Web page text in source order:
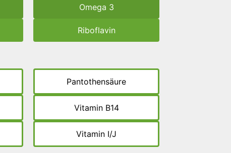
Omega 3
Riboflavin
Pantothensäure
Vitamin B14
Vitamin I/J